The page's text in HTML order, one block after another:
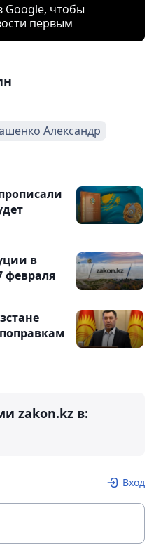
Google, чтобы
первым
Александр
в
февраля
zakon.kz в:
Вход